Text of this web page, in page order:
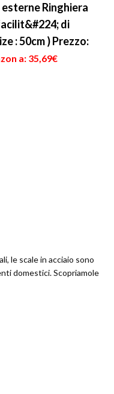
Ringhiera
di
: 50cm )Prezzo:
a: 35,69€
le scale in acciaio sono
domestici. Scopriamole